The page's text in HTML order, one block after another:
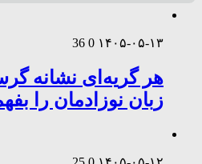
۱۴۰۵-۰۵-۱۳ 0
36
هر گریه‌ای نشانه
زبان نوزادمان را